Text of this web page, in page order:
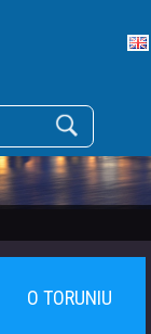
O TORUNIU